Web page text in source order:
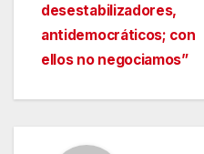
desestabilizadores,
antidemocráticos; con
ellos no negociamos”